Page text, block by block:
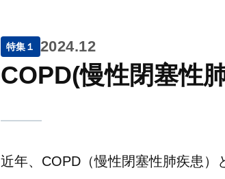
特集１ 2024.12
COPD(慢性閉塞性
近年、COPD（慢性閉塞性肺疾患